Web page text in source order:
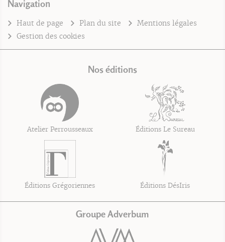
Navigation
Haut de page Plan du site
Mentions légales
Gestion des cookies
Nos éditions
Atelier Perrousseaux Éditions Le Sureau
Éditions Grégoriennes Éditions DésIris
Groupe Adverbum